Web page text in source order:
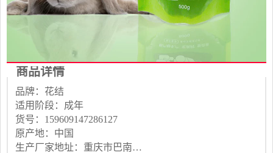
商品详情
品牌：花结
适用阶段：成年
货号：159609147286127
原产地：中国
生产厂家地址：重庆市巴南区茵它牧场